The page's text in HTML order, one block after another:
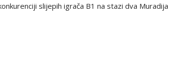
slijepih igrača B1 na stazi dva Muradija